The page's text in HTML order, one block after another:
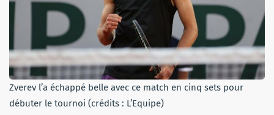
Zverev l’a échappé belle avec ce match en cinq sets pour
débuter le tournoi (crédits : L’Equipe)